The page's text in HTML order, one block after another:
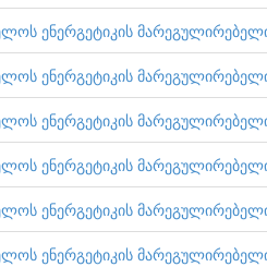
ენერგეტიკის
ენერგეტიკის
ენერგეტიკის
ენერგეტიკის
ენერგეტიკის
ენერგეტიკის